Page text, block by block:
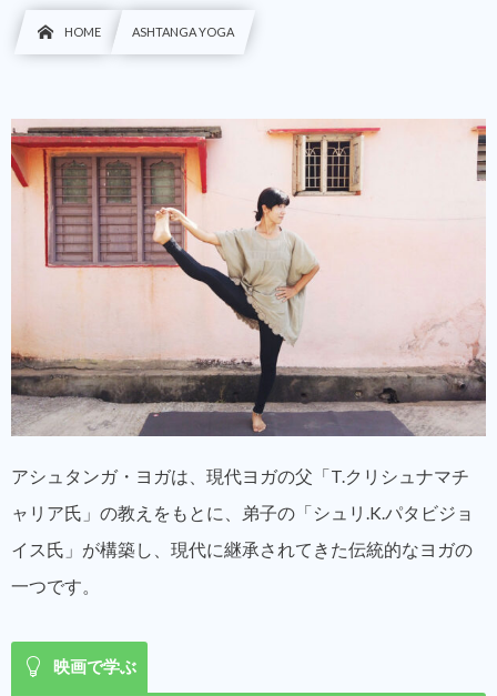
HOME ASHTANGA YOGA
アシュタンガ・ヨガは、現代ヨガの父「T.クリシュナマチ
ャリア氏」の教えをもとに、弟子の「シュリ.K.パタビジョ
イス氏」が構築し、現代に継承されてきた伝統的なヨガの
一つです。
映画で学ぶ